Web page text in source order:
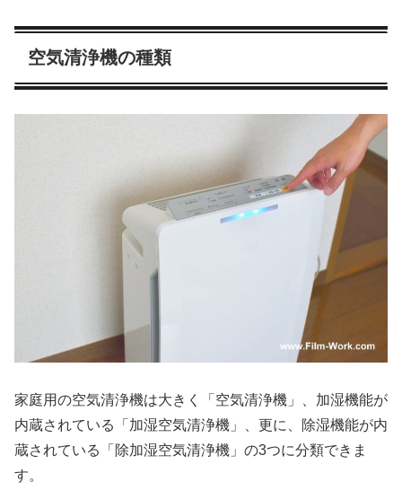
空気清浄機の種類
家庭用の空気清浄機は大きく「空気清浄機」、加湿機能が
内蔵されている「加湿空気清浄機」、更に、除湿機能が内
蔵されている「除加湿空気清浄機」の3つに分類できま
す。